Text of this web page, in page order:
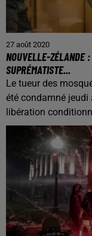
27 août 2020
NOUVELLE-ZÉLANDE
SUPRÉMATISTE...
Le tueur des
été condamné
libération